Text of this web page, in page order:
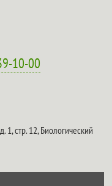
10-00
1, стр. 12,Биологический